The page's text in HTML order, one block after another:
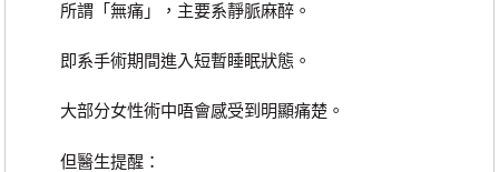
所謂「無痛」，主要系靜脈麻醉。
即系手術期間進入短暫睡眠狀態。
大部分女性術中唔會感受到明顯痛楚。
但醫生提醒：